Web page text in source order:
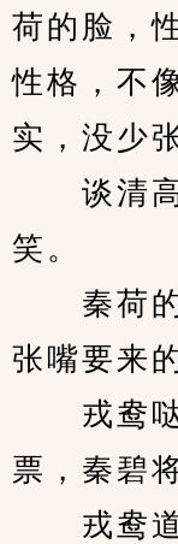
荷的脸，
性格，不
实，没少
谈清高
笑。
秦荷的
张嘴要来
戎鸯哒
票，秦碧
戎鸯道